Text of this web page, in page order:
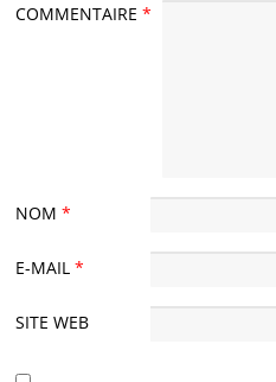
COMMENTAIRE*
NOM*
E-MAIL*
SITE WEB